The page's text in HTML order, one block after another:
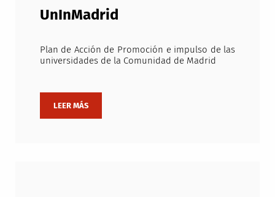
UnInMadrid
Plan de Acción de Promoción e impulso de las
universidades de la Comunidad de Madrid